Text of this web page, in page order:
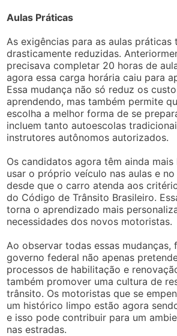
Aulas Práticas
As exigências para as aulas práticas
drasticamente reduzidas.
precisava completar 20 horas de
agora essa carga horária caiu para
Essa mudança não só reduz os
aprendendo, mas também permite
escolha a melhor forma de se
incluem tanto autoescolas
instrutores autônomos autorizados.
Os candidatos agora têm ainda
usar o próprio veículo nas aulas e
desde que o carro atenda aos
do Código de Trânsito Brasileiro.
torna o aprendizado mais
necessidades dos novos motoristas.
Ao observar todas essas mudanças,
governo federal não apenas
processos de habilitação e
também promover uma cultura de
trânsito. Os motoristas que se
um histórico limpo estão agora
e isso pode contribuir para um
nas estradas.